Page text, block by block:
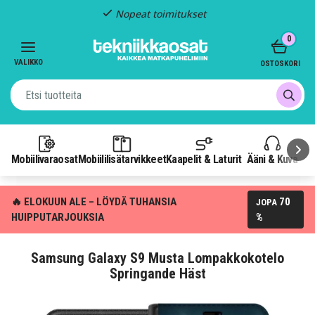
Nopeat toimitukset
VALIKKO
MobiilivaraosatMobiililisätarvikkeetKaapelit & Laturit Ääni & Kuva
0
OSTOSKORI
🔥 ELOKUUN ALE – LÖYDÄ TUHANSIA
HUIPPUTARJOUKSIA
JOPA 70
%
Samsung Galaxy S9 Musta Lompakkokotelo
Springande Häst